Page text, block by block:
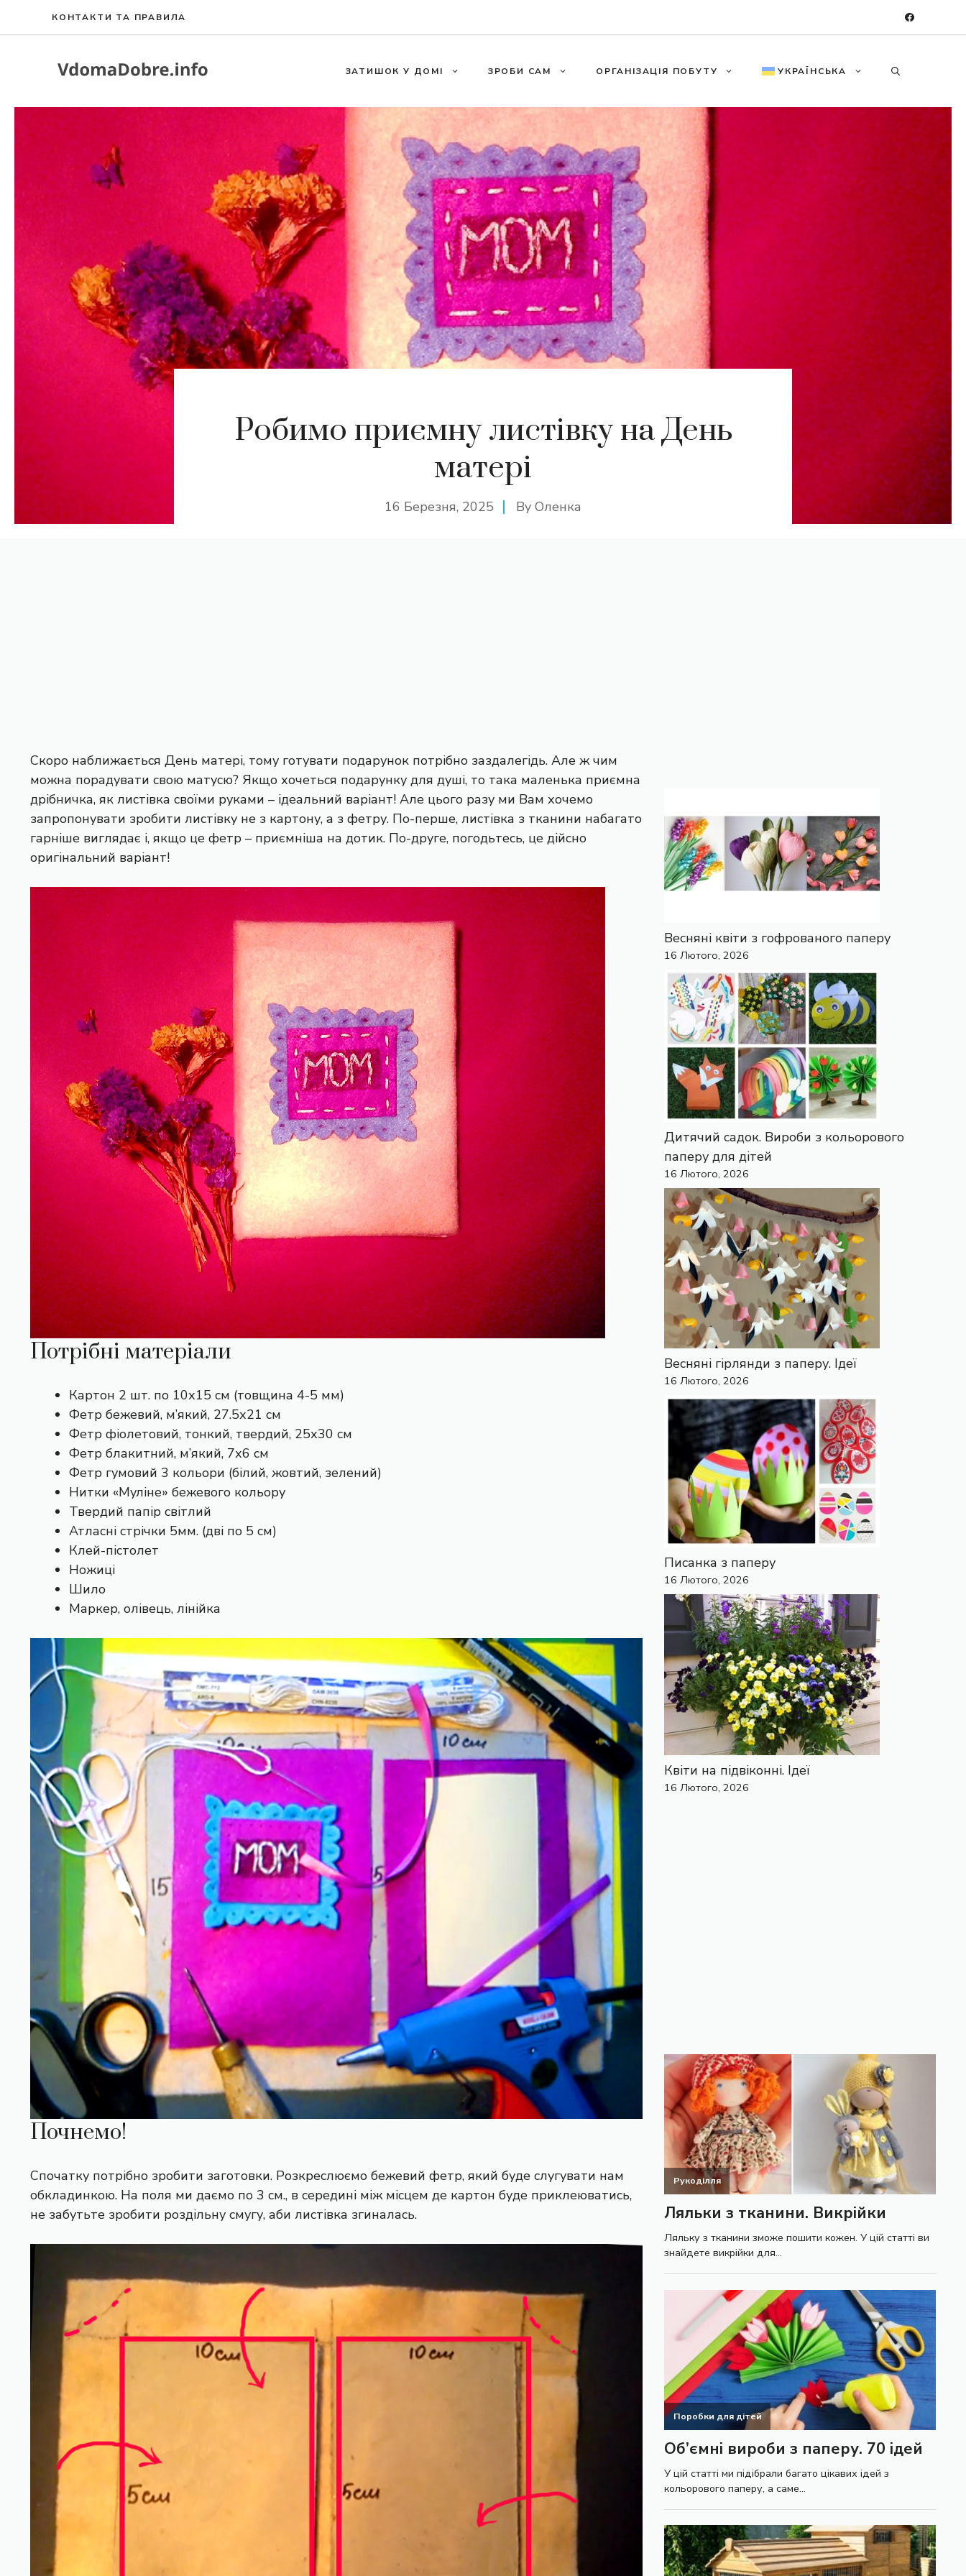
КОНТАКТИ ТА ПРАВИЛА
ЗАТИШОК У ДОМІ ЗРОБИ САМ ОРГАНІЗАЦІЯ ПОБУТУ УКРАЇНСЬКА
Робимо приємну листівку на День
матері
16 Березня, 2025 By Оленка
Скоро наближається День матері, тому готувати подарунок потрібно заздалегідь. Але ж чим
можна порадувати свою матусю? Якщо хочеться подарунку для душі, то така маленька приємна
дрібничка, як листівка своїми руками – ідеальний варіант! Але цього разу ми Вам хочемо
запропонувати зробити листівку не з картону, а з фетру. По-перше, листівка з тканини набагато
гарніше виглядає і, якщо це фетр – приємніша на дотик. По-друге, погодьтесь, це дійсно
оригінальний варіант!
Потрібні матеріали
Картон 2 шт. по 10х15 см (товщина 4-5 мм)
Фетр бежевий, м’який, 27.5х21 см
Фетр фіолетовий, тонкий, твердий, 25х30 см
Фетр блакитний, м’який, 7х6 см
Фетр гумовий 3 кольори (білий, жовтий, зелений)
Нитки «Муліне» бежевого кольору
Твердий папір світлий
Атласні стрічки 5мм. (дві по 5 см)
Клей-пістолет
Ножиці
Шило
Маркер, олівець, лінійка
Почнемо!
Спочатку потрібно зробити заготовки. Розкреслюємо бежевий фетр, який буде слугувати нам
обкладинкою. На поля ми даємо по 3 см., в середині між місцем де картон буде приклеюватись,
не забутьте зробити роздільну смугу, аби листівка згиналась.
Весняні квіти з гофрованого паперу
16 Лютого, 2026
Дитячий садок. Вироби з кольорового
паперу для дітей
16 Лютого, 2026
Весняні гірлянди з паперу. Ідеї
16 Лютого, 2026
Писанка з паперу
16 Лютого, 2026
Квіти на підвіконні. Ідеї
16 Лютого, 2026